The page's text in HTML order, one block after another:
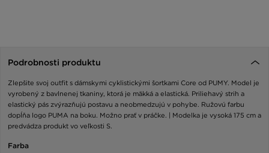
Podrobnosti produktu
Zlepšite svoj outfit s dámskymi cyklistickými šortkami Core od PUMY. Model je
vyrobený z bavlnenej tkaniny, ktorá je mäkká a elastická. Priliehavý strih a
elastický pás zvýrazňujú postavu a neobmedzujú v pohybe. Ružovú farbu
dopĺňa logo PUMA na boku. Možno prať v práčke. | Modelka je vysoká 175 cm a
predvádza produkt vo veľkosti S.
Farba